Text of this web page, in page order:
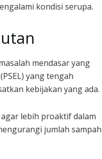
kondisi serupa.
mendasar yang
yang tengah
kebijakan yang ada.
lebih proaktif dalam
jumlah sampah